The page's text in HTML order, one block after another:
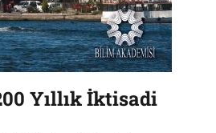
Yıllık İktisadi